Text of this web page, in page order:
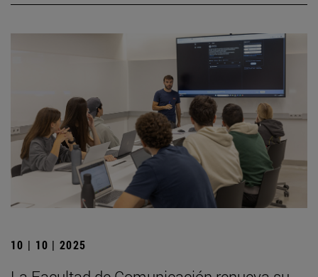
10 | 10 | 2025